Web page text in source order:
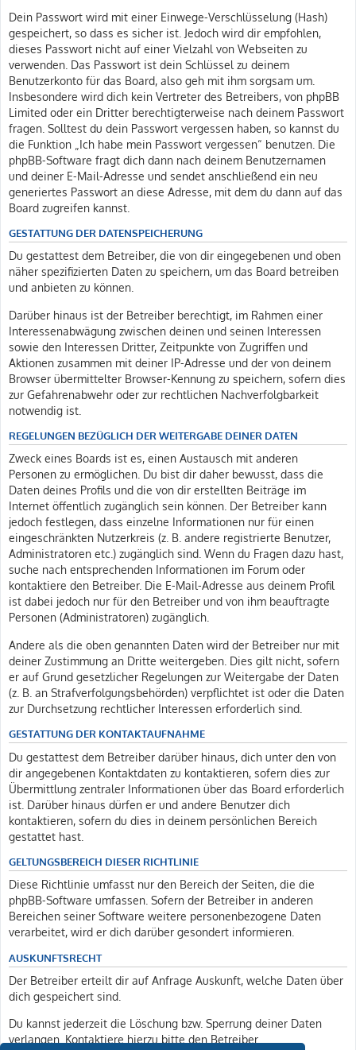
Dein Passwort wird mit einer Einwege-Verschlüsselung (Hash)
gespeichert, so dass es sicher ist. Jedoch wird dir empfohlen,
dieses Passwort nicht auf einer Vielzahl von Webseiten zu
verwenden. Das Passwort ist dein Schlüssel zu deinem
Benutzerkonto für das Board, also geh mit ihm sorgsam um.
Insbesondere wird dich kein Vertreter des Betreibers, von phpBB
Limited oder ein Dritter berechtigterweise nach deinem Passwort
fragen. Solltest du dein Passwort vergessen haben, so kannst du
die Funktion „Ich habe mein Passwort vergessen“ benutzen. Die
phpBB-Software fragt dich dann nach deinem Benutzernamen
und deiner E-Mail-Adresse und sendet anschließend ein neu
generiertes Passwort an diese Adresse, mit dem du dann auf das
Board zugreifen kannst.
GESTATTUNG DER DATENSPEICHERUNG
Du gestattest dem Betreiber, die von dir eingegebenen und oben
näher spezifizierten Daten zu speichern, um das Board betreiben
und anbieten zu können.
Darüber hinaus ist der Betreiber berechtigt, im Rahmen einer
Interessenabwägung zwischen deinen und seinen Interessen
sowie den Interessen Dritter, Zeitpunkte von Zugriffen und
Aktionen zusammen mit deiner IP-Adresse und der von deinem
Browser übermittelter Browser-Kennung zu speichern, sofern dies
zur Gefahrenabwehr oder zur rechtlichen Nachverfolgbarkeit
notwendig ist.
REGELUNGEN BEZÜGLICH DER WEITERGABE DEINER DATEN
Zweck eines Boards ist es, einen Austausch mit anderen
Personen zu ermöglichen. Du bist dir daher bewusst, dass die
Daten deines Profils und die von dir erstellten Beiträge im
Internet öffentlich zugänglich sein können. Der Betreiber kann
jedoch festlegen, dass einzelne Informationen nur für einen
eingeschränkten Nutzerkreis (z. B. andere registrierte Benutzer,
Administratoren etc.) zugänglich sind. Wenn du Fragen dazu hast,
suche nach entsprechenden Informationen im Forum oder
kontaktiere den Betreiber. Die E-Mail-Adresse aus deinem Profil
ist dabei jedoch nur für den Betreiber und von ihm beauftragte
Personen (Administratoren) zugänglich.
Andere als die oben genannten Daten wird der Betreiber nur mit
deiner Zustimmung an Dritte weitergeben. Dies gilt nicht, sofern
er auf Grund gesetzlicher Regelungen zur Weitergabe der Daten
(z. B. an Strafverfolgungsbehörden) verpflichtet ist oder die Daten
zur Durchsetzung rechtlicher Interessen erforderlich sind.
GESTATTUNG DER KONTAKTAUFNAHME
Du gestattest dem Betreiber darüber hinaus, dich unter den von
dir angegebenen Kontaktdaten zu kontaktieren, sofern dies zur
Übermittlung zentraler Informationen über das Board erforderlich
ist. Darüber hinaus dürfen er und andere Benutzer dich
kontaktieren, sofern du dies in deinem persönlichen Bereich
gestattet hast.
GELTUNGSBEREICH DIESER RICHTLINIE
Diese Richtlinie umfasst nur den Bereich der Seiten, die die
phpBB-Software umfassen. Sofern der Betreiber in anderen
Bereichen seiner Software weitere personenbezogene Daten
verarbeitet, wird er dich darüber gesondert informieren.
AUSKUNFTSRECHT
Der Betreiber erteilt dir auf Anfrage Auskunft, welche Daten über
dich gespeichert sind.
Du kannst jederzeit die Löschung bzw. Sperrung deiner Daten
verlangen. Kontaktiere hierzu bitte den Betreiber.